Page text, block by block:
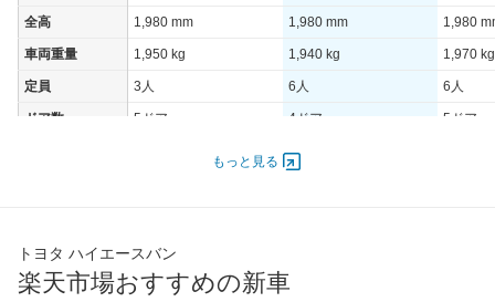
全高 1,980 mm 1,980 mm 1,980
車両重量 1,950 kg 1,940 kg 1,970 kg
定員 3人 6人 6人
ドア数 5ドア 4ドア 5ドア
-
最高トルク 300 [30.6]/ 1,000
過給機 TB TB
もっと見る
トヨタ ハイエースバン
楽天市場おすすめの新車